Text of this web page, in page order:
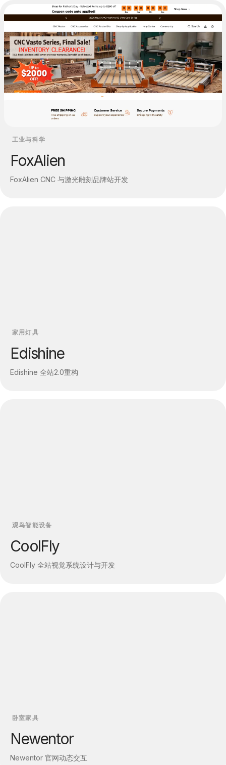
工业与科学
FoxAlien
FoxAlien CNC 与激光雕刻品牌站开发
家用灯具
Edishine
Edishine 全站2.0重构
观鸟智能设备
CoolFly
CoolFly 全站视觉系统设计与开发
卧室家具
Newentor
Newentor 官网动态交互